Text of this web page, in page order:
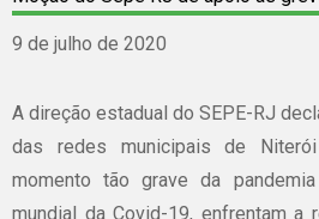
9 de julho de 2020
A direção estadual do SEPE-RJ
das redes municipais de
momento tão grave da
mundial da Covid-19, enfrentam a